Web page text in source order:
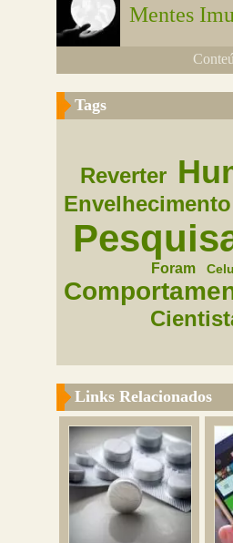
Mentes
Tags
Reverter
Envelhecimento
Foram
Links Relacionados